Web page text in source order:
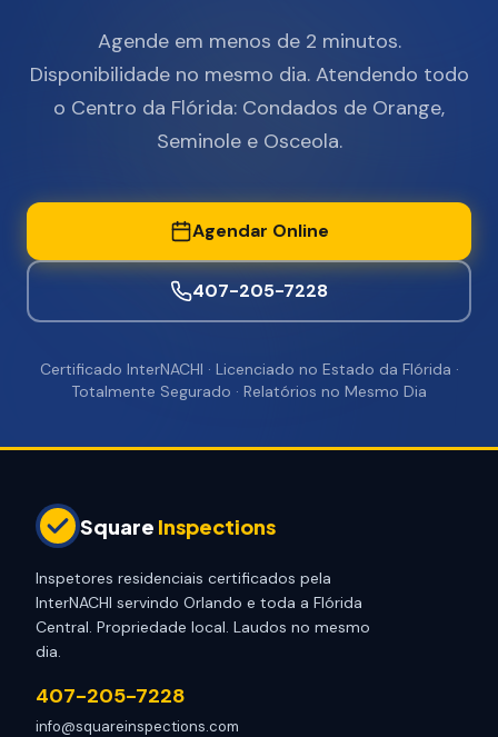
Agende em menos de 2 minutos.
Disponibilidade no mesmo dia. Atendendo todo
o Centro da Flórida: Condados de Orange,
Seminole e Osceola.
Agendar Online
407-205-7228
Certificado InterNACHI · Licenciado no Estado da Flórida ·
Totalmente Segurado · Relatórios no Mesmo Dia
Square Inspections
Inspetores residenciais certificados pela
InterNACHI servindo Orlando e toda a Flórida
Central. Propriedade local. Laudos no mesmo
dia.
407-205-7228
info@squareinspections.com